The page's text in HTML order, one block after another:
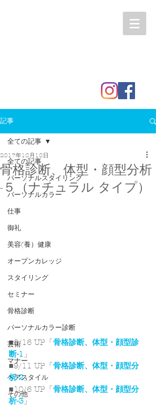
記事
全ての記事
パーソナルスタイリング
パーソナルカラー
仕事
御礼
美容(養）健康
オープンカレッジ
スタイリング
セミナー
骨格診断
パーソナルカラー診断
芸術
マナー
ヘアスタイル
その他
全ての記事
骨格診断、体型・顔型分析
-５（ナチュラル タイプ）
2017年10月10日
■8/16 UP「骨格診断、体型・顔型診
断-1 」
■9/11 UP「骨格診断、体型・顔型分
析-2」
■10/6 UP「骨格診断、体型・顔型分
析-3 」